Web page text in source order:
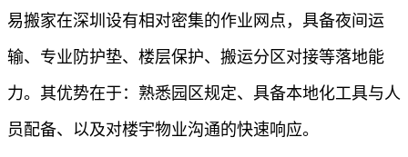
易搬家在深圳设有相对密集的作业网点，具备夜间运
输、专业防护垫、楼层保护、搬运分区对接等落地能
力。其优势在于：熟悉园区规定、具备本地化工具与人
员配备、以及对楼宇物业沟通的快速响应。